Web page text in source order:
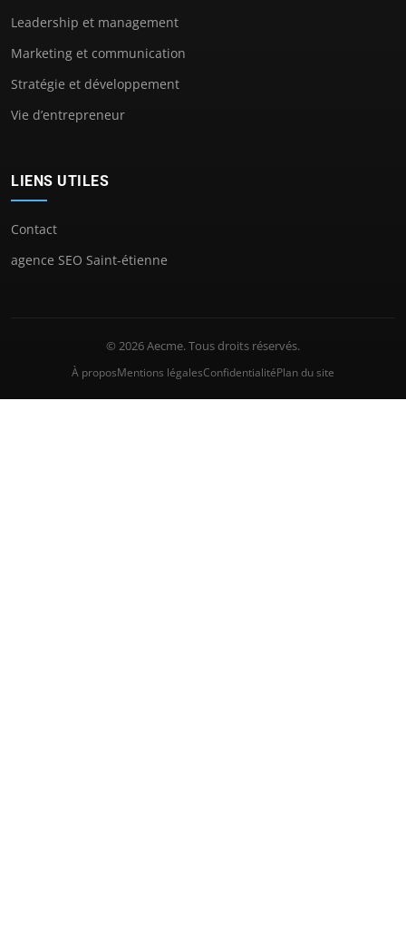
Leadership et management
Marketing et communication
Stratégie et développement
Vie d’entrepreneur
LIENS UTILES
Contact
agence SEO Saint-étienne
© 2026 Aecme. Tous droits réservés.
À proposMentions légalesConfidentialitéPlan du site